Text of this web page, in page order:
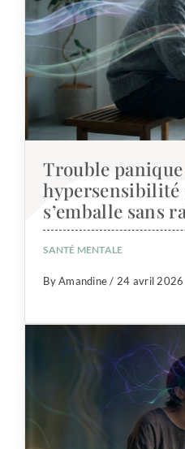
Trouble
hypersensibilité
s’emballe sans
SANTÉ MENTALE
By Amandine / 24 avril 2026